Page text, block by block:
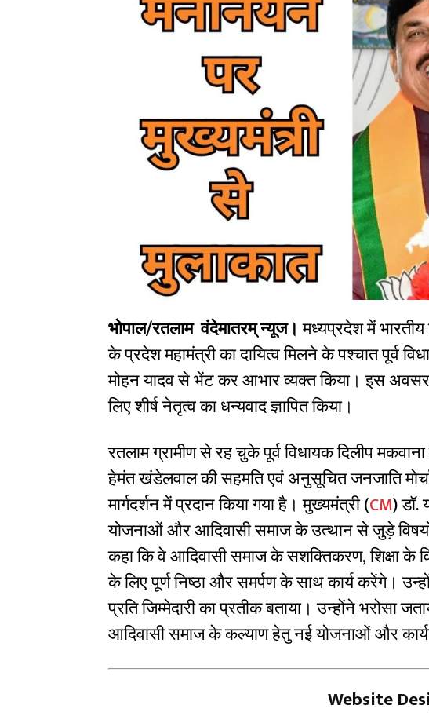
भोपाल/रतलाम वंदेमातरम् न्यूज। मध्यप्रदेश में भारतीय
के प्रदेश महामंत्री का दायित्व मिलने के पश्चात पूर्व
मोहन यादव से भेंट कर आभार व्यक्त किया। इस अवसर
लिए शीर्ष नेतृत्व का धन्यवाद ज्ञापित किया।
रतलाम ग्रामीण से रह चुके पूर्व विधायक दिलीप
हेमंत खंडेलवाल की सहमति एवं अनुसूचित जनजाति
मार्गदर्शन में प्रदान किया गया है। मुख्यमंत्री (CM) डॉ.
योजनाओं और आदिवासी समाज के उत्थान से जुड़े
कहा कि वे आदिवासी समाज के सशक्तिकरण, शिक्षा के
के लिए पूर्ण निष्ठा और समर्पण के साथ कार्य करेंगे।
प्रति जिम्मेदारी का प्रतीक बताया। उन्होंने भरोसा
आदिवासी समाज के कल्याण हेतु नई योजनाओं और
Website